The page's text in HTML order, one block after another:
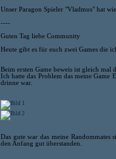
Unser Paragon Spieler "Vladmus" hat
----
Guten Tag liebe Community
Heute gibt es für euch zwei Games die
Beim ersten Game beweis ist gleich mal
Ich hatte das Problem das meine Game
drinne war.
Das gute war das meine
den Anfang gut überstanden.